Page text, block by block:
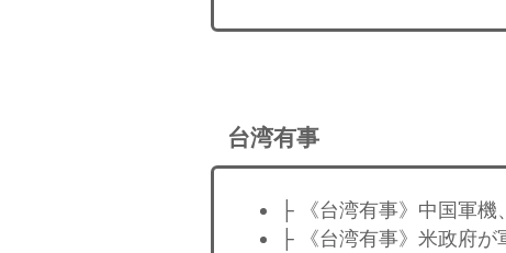
台湾有事
├ 《台湾有事》中国軍
├ 《台湾有事》米政府